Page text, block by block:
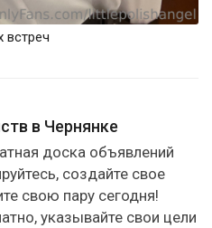
в Чернянке
доска объявлений
создайте свое
свою пару сегодня!
указывайте свои цели